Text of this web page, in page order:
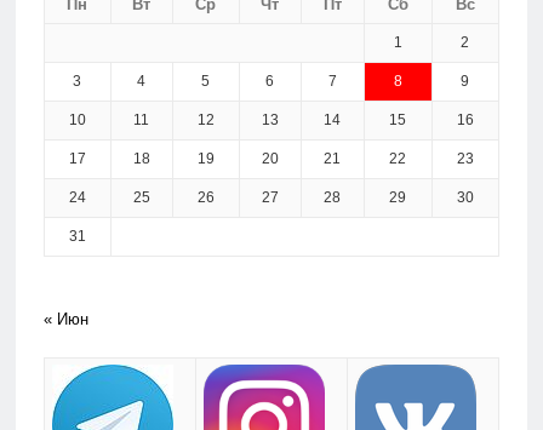
Пн Вт Ср Чт Пт Сб Вс
1 2
3 4 5 6 7 8 9
10 11 12 13 14 15 16
17 18 19 20 21 22 23
24 25 26 27 28 29 30
31
« Июн